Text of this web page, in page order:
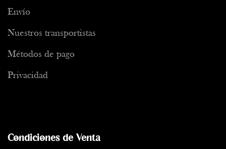
Envío
Nuestros transportistas
Métodos de pago
Privacidad
Condiciones de Venta